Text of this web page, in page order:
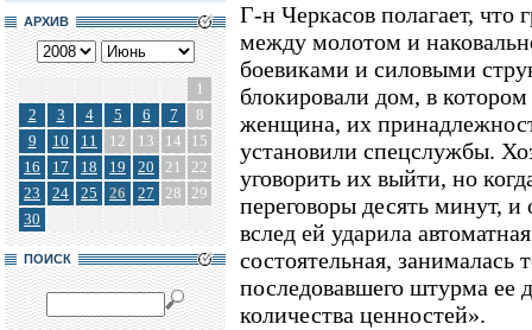
АРХИВ
1
2
3 4 5 6 7
8
9
10 11 12 13 14
15
16
17 18 19 20 21
22
23
24 25 26 27 28 29
30
ПОИСК
Г-н Черкасов полагает, что
между молотом и
боевиками и силовыми
блокировали дом, в
женщина, их
установили спецслужбы.
уговорить их выйти, но
переговоры десять минут,
вслед ей ударила
состоятельная, занималась
последовавшего штурма ее
количества ценностей».